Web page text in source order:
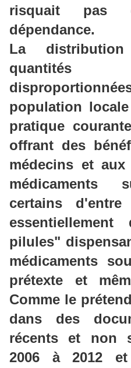
risquait pas
dépendance.
La
quantités
population
pratique
offrant des
médecins et
médicaments
certains
pilules"
médicaments
prétexte et
Comme le
dans des
récents et non
2006 à 2012